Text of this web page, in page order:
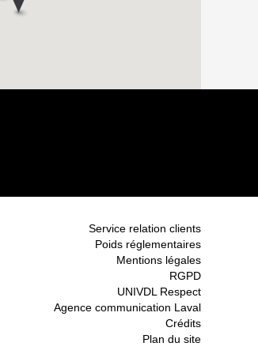
Service relation clients
Poids réglementaires
Mentions légales
RGPD
UNIVDL Respect
Agence communication Laval
Crédits
Plan du site